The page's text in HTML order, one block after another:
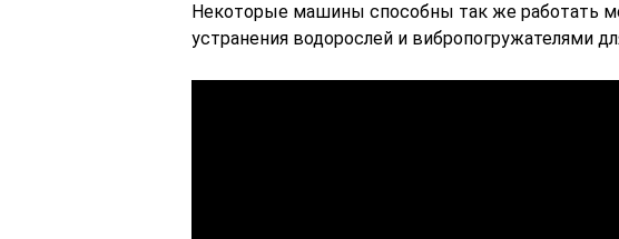
Некоторые машины способны так же работать
устранения водорослей и вибропогружателями